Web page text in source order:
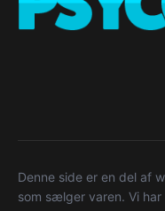
Denne side er en del af
som sælger varen. Vi